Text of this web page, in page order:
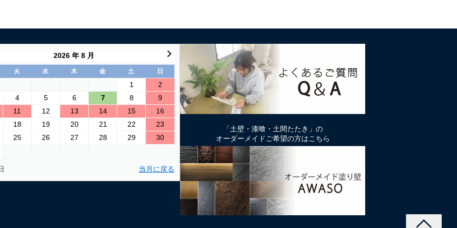
2026 年 8 月
火 水 木 金 土 日
1
2
4
5 6 7 8
9
11
12 13 14 15
16
18
19 20 21 22
23
25
26 27 28 29 30
当月に戻る
「土壁・漆喰・土間たたき」の
オーダーメイドご希望の方はこちら